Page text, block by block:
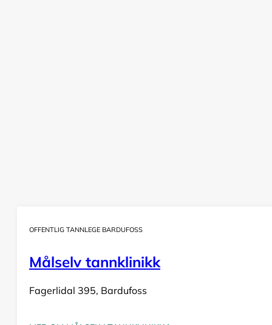
OFFENTLIG TANNLEGE BARDUFOSS
Målselv tannklinikk
Fagerlidal 395, Bardufoss